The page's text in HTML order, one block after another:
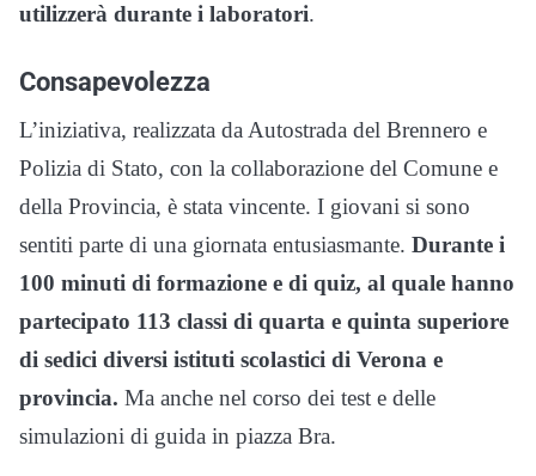
utilizzerà durante i laboratori.
Consapevolezza
L’iniziativa, realizzata da Autostrada del Brennero e
Polizia di Stato, con la collaborazione del Comune e
della Provincia, è stata vincente. I giovani si sono
sentiti parte di una giornata entusiasmante. Durante i
100 minuti di formazione e di quiz, al quale hanno
partecipato 113 classi di quarta e quinta superiore
di sedici diversi istituti scolastici di Verona e
provincia. Ma anche nel corso dei test e delle
simulazioni di guida in piazza Bra.